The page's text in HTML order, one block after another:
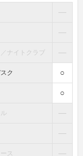
―
―
／ナイトクラブ ―
ク ○
○
―
―
ス ―